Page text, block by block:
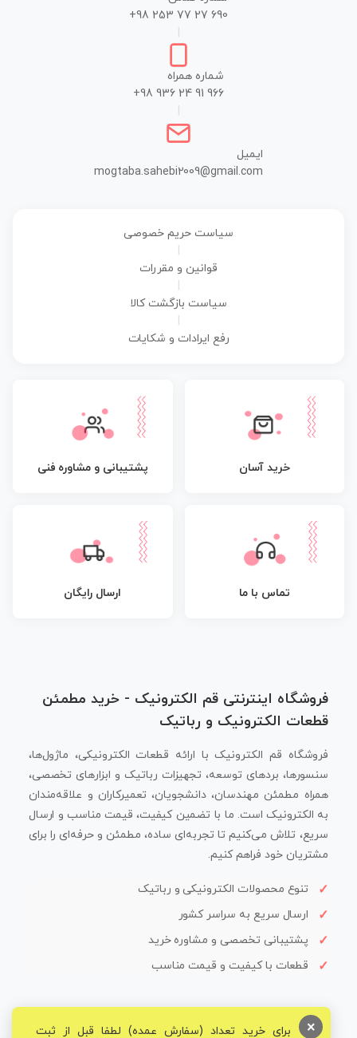
+98 253 77 27 690
شماره همراه
+98 936 24 91 966
ایمیل
mogtaba.sahebi2009@gmail.com
سیاست حریم خصوصی
قوانین و مقررات
سیاست بازگشت کالا
رفع ایرادات و شکایات
خرید آسان پشتیبانی و مشاوره فنی
تماس با ما ارسال رایگان
فروشگاه اینترنتی قم الکترونیک - خرید مطمئن
قطعات الکترونیک و رباتیک
فروشگاه قم الکترونیک با ارائه قطعات الکترونیکی، ماژول‌ها،
سنسورها، بردهای توسعه، تجهیزات رباتیک و ابزارهای تخصصی،
همراه مطمئن مهندسان، دانشجویان، تعمیرکاران و علاقه‌مندان
به الکترونیک است. ما با تضمین کیفیت، قیمت مناسب و ارسال
سریع، تلاش می‌کنیم تا تجربه‌ای ساده، مطمئن و حرفه‌ای را برای
مشتریان خود فراهم کنیم.
تنوع محصولات الکترونیکی و رباتیک
ارسال سریع به سراسر کشور
پشتیبانی تخصصی و مشاوره خرید
قطعات با کیفیت و قیمت مناسب
برای خرید تعداد (سفارش عمده) لطفا قبل از ثبت ×